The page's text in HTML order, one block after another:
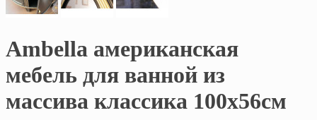
Ambella американская
мебель для ванной из
массива классика 100х56см